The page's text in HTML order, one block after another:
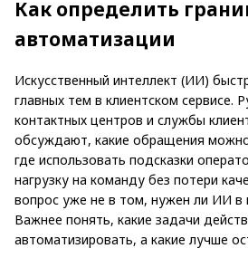
Как определить
автоматизации
Искусственный интеллект (ИИ)
главных тем в клиентском сервисе.
контактных центров и службы
обсуждают, какие обращения
где использовать подсказки
нагрузку на команду без потери
вопрос уже не в том, нужен ли ИИ в
Важнее понять, какие задачи
автоматизировать, а какие лучше